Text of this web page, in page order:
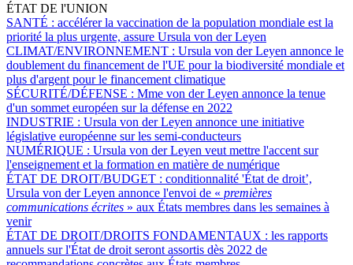
ÉTAT DE l'UNION
SANTÉ : accélérer la vaccination de la population mondiale est la
priorité la plus urgente, assure Ursula von der Leyen
CLIMAT/ENVIRONNEMENT : Ursula von der Leyen annonce le
doublement du financement de l'UE pour la biodiversité mondiale et
plus d'argent pour le financement climatique
SÉCURITÉ/DÉFENSE : Mme von der Leyen annonce la tenue
d'un sommet européen sur la défense en 2022
INDUSTRIE : Ursula von der Leyen annonce une initiative
législative européenne sur les semi-conducteurs
NUMÉRIQUE : Ursula von der Leyen veut mettre l'accent sur
l'enseignement et la formation en matière de numérique
ÉTAT DE DROIT/BUDGET : conditionnalité 'État de droit’,
Ursula von der Leyen annonce l'envoi de « premières
communications écrites » aux États membres dans les semaines à
venir
ÉTAT DE DROIT/DROITS FONDAMENTAUX : les rapports
annuels sur l'État de droit seront assortis dès 2022 de